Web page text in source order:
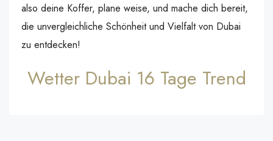
also deine Koffer, plane weise, und mache dich bereit,
die unvergleichliche Schönheit und Vielfalt von Dubai
zu entdecken!
Wetter Dubai 16 Tage Trend